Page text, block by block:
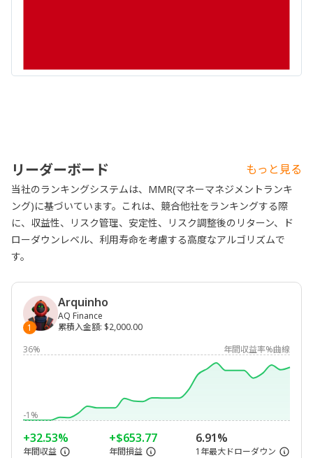
リーダーボード もっと見る
当社のランキングシステムは、MMR(マネーマネジメントランキ
ング)に基づいています。これは、競合他社をランキングする際
に、収益性、リスク管理、安定性、リスク調整後のリターン、ド
ローダウンレベル、利用寿命を考慮する高度なアルゴリズムで
す。
1
Arquinho
AQ Finance
累積入金額: $2,000.00
36%
年間収益率%曲線
-1%
+32.53%
年間収益
+$653.77
年間損益
6.91%
1年最大ドローダウン